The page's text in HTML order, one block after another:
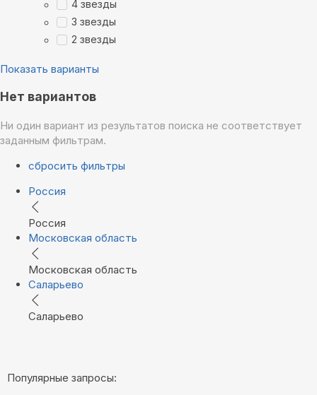
4 звезды
3 звезды
2 звезды
Показать варианты
Нет вариантов
Ни один вариант из результатов поиска не соответствует
заданным фильтрам.
сбросить фильтры
Россия
Россия
Московская область
Московская область
Саларьево
Саларьево
Популярные запросы: